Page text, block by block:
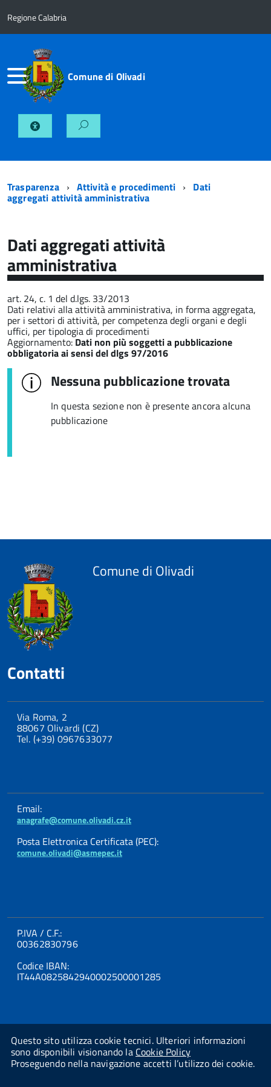
Questo sito utilizza cookie tecnici. Ulteriori informazioni
sono disponibili visionando la Cookie Policy
Proseguendo nella navigazione accetti l’utilizzo dei cookie.
Regione Calabria
Comune di Olivadi
Trasparenza Attività e procedimenti Dati
aggregati attività amministrativa
Dati aggregati attività
amministrativa
art. 24, c. 1 del d.lgs. 33/2013
Dati relativi alla attività amministrativa, in forma aggregata,
per i settori di attività, per competenza degli organi e degli
uffici, per tipologia di procedimenti
Aggiornamento:Dati non più soggetti a pubblicazione
obbligatoria ai sensi del dlgs 97/2016
Nessuna pubblicazione trovata
In questa sezione non è presente ancora alcuna
pubblicazione
Comune di Olivadi
Contatti
Via Roma, 2
88067 Olivardi (CZ)
Tel. (+39) 0967633077
Email:
anagrafe@comune.olivadi.cz.it
Posta Elettronica Certificata (PEC):
comune.olivadi@asmepec.it
P.IVA / C.F.:
00362830796
Codice IBAN:
IT44A0825842940002500001285